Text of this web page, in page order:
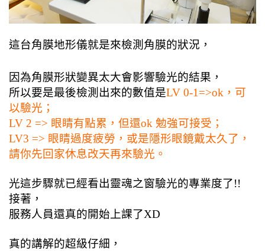
這台角膜地形儀就是來檢測角膜的狀況，
因為角膜形狀變異太大會影響驗光的結果，
所以要是最後檢測出來的數值是LV 0-1=>ok，可
以驗光；
LV 2 => 眼睛有點累，但還ok 勉強可接受；
LV3 => 眼睛過度疲勞，或是隱形眼鏡戴太久了，
請你先回家休息改天再來驗光。
光這步驟就已經看出靈魂之窗驗光的專業度了!!
接著，
服務人員還真的開始上課了XD
真的講解的超級仔細，